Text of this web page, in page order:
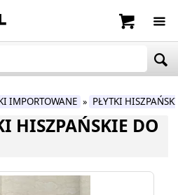
IMPORTOWANE » PŁYTKI
HISZPAŃSKIE DO